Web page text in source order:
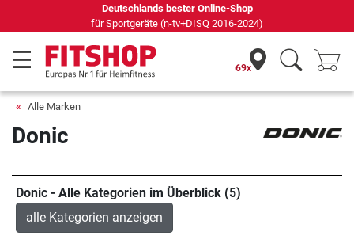
Deutschlands bester Online-Shop
für Sportgeräte (n-tv+DISQ 2016-2024)
69x
Alle Marken
Donic
Donic - Alle Kategorien im Überblick (5)
alle Kategorien anzeigen